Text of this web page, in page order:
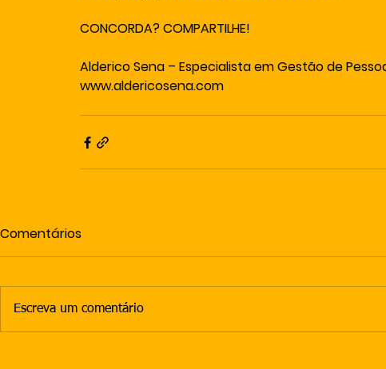
CONCORDA? COMPARTILHE!
Alderico Sena – Especialista em Gestão de
www.aldericosena.com
Comentários
Escreva um comentário